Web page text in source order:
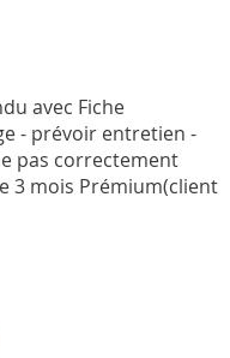
avec Fiche
- prévoir entretien -
pas correctement
3 mois Prémium(client